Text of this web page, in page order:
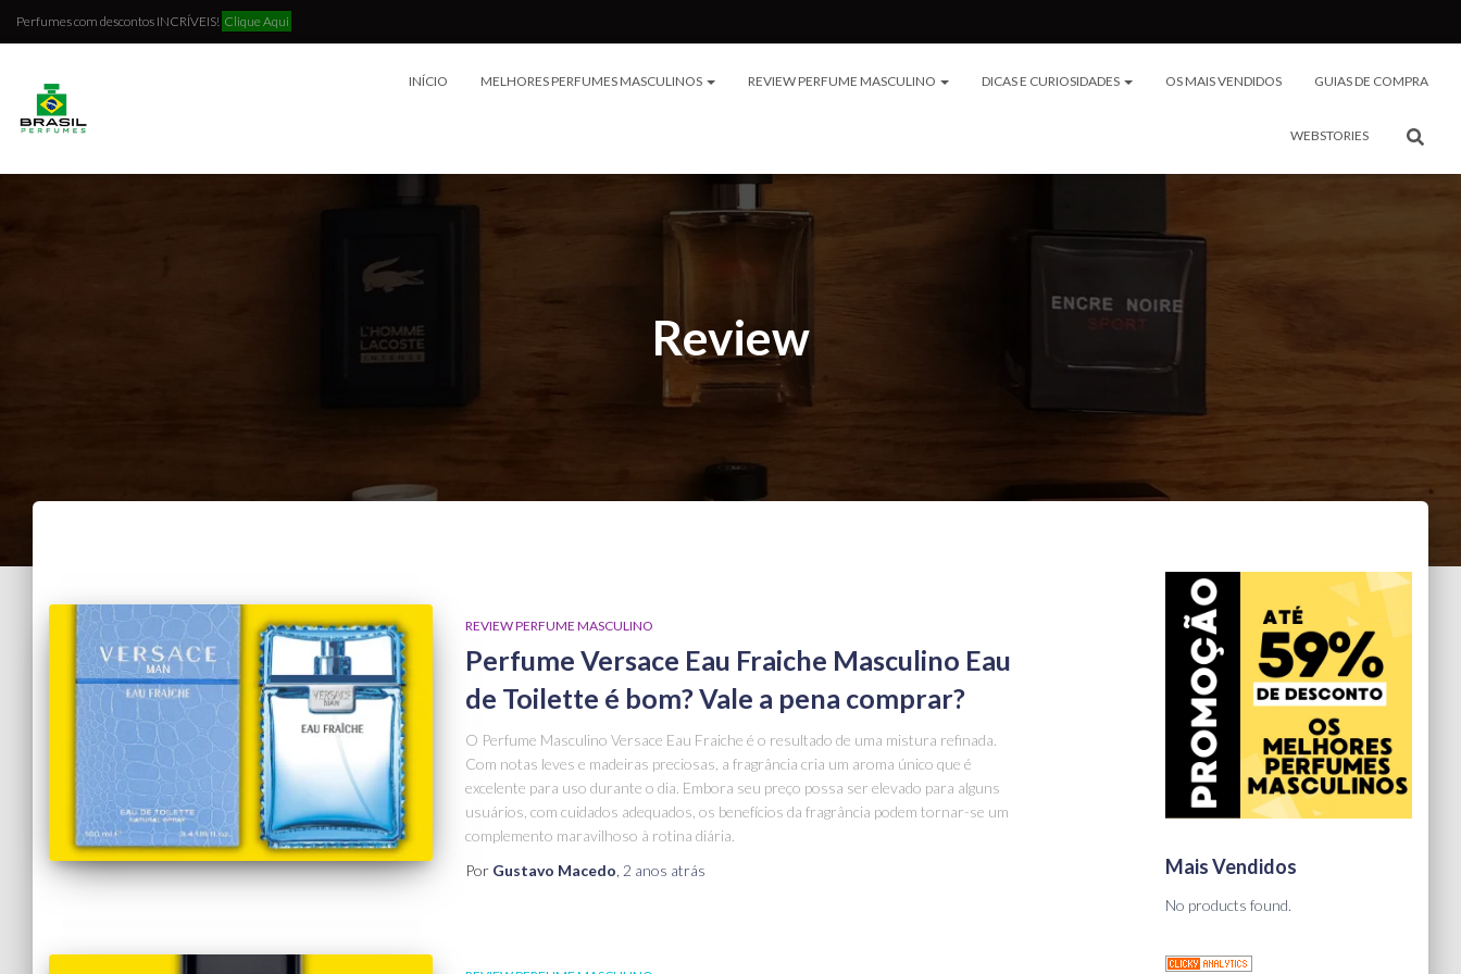
Perfumes com descontos INCRÍVEIS! Clique Aqui
INÍCIO MELHORES PERFUMES MASCULINOS REVIEW PERFUME MASCULINO DICAS E CURIOSIDADES OS MAIS VENDIDOS GUIAS DE COMPRA
WEBSTORIES
Review
REVIEW PERFUME MASCULINO
Perfume Versace Eau Fraiche Masculino Eau
de Toilette é bom? Vale a pena comprar?
O Perfume Masculino Versace Eau Fraiche é o resultado de uma mistura refinada.
Com notas leves e madeiras preciosas, a fragrância cria um aroma único que é
excelente para uso durante o dia. Embora seu preço possa ser elevado para alguns
usuários, com cuidados adequados, os benefícios da fragrância podem tornar-se um
complemento maravilhoso à rotina diária.
Por Gustavo Macedo 2 anos atrás Mais Vendidos
No products found.